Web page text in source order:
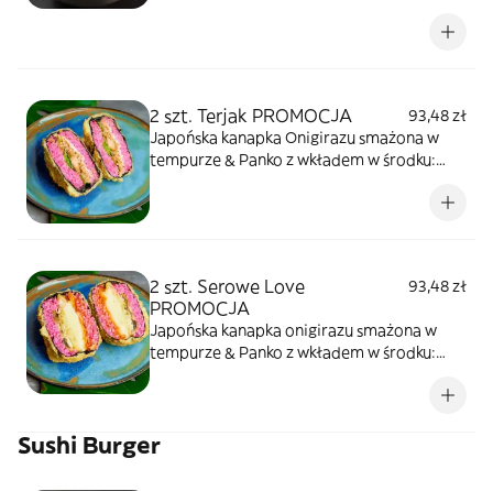
2 szt. Terjak PROMOCJA
93,48 zł
Japońska kanapka Onigirazu smażona w
tempurze & Panko z wkładem w środku:
2 szt. Serowe Love
PROMOCJA
93,48 zł
Japońska kanapka onigirazu smażona w
tempurze & Panko z wkładem w środku:
Sushi Burger